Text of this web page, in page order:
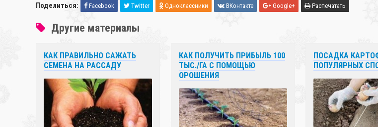
Поделиться: Facebook Twitter Одноклассники ВКонтакте Google+ Распечатать
Другие материалы
КАК ПРАВИЛЬНО САЖАТЬ
СЕМЕНА НА РАССАДУ
КАК ПОЛУЧИТЬ ПРИБЫЛЬ 100
ТЫС./ГА С ПОМОЩЬЮ
ОРОШЕНИЯ
ПОСАДКА
ПОПУЛЯРНЫХ